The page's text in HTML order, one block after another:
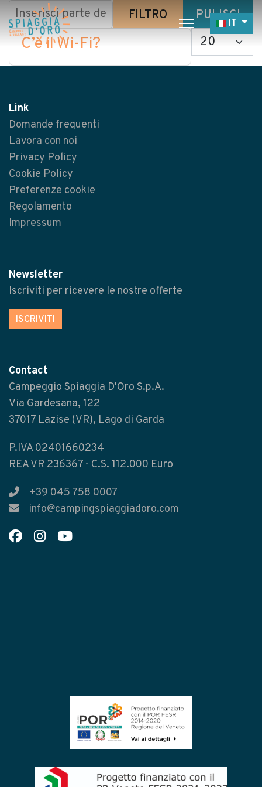
IT
Inserisci parte del titoloFILTRO
PULISCI
Visualizza #
C’è il Wi-Fi?
Link
Domande frequenti
Lavora con noi
Privacy Policy
Cookie Policy
Preferenze cookie
Regolamento
Impressum
Newsletter
Iscriviti per ricevere le nostre offerte
ISCRIVITI
Contact
Campeggio Spiaggia D'Oro S.p.A.
Via Gardesana, 122
37017 Lazise (VR), Lago di Garda
P.IVA 02401660234
REA VR 236367 - C.S. 112.000 Euro
+39 045 758 0007
info@campingspiaggiadoro.com
Village
Servizi
Lavora con noi
Ristoranti